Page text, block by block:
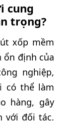
cung
trọng?
xốp mềm
ổn định của
nghiệp,
có thể làm
hàng, gây
với đối tác.